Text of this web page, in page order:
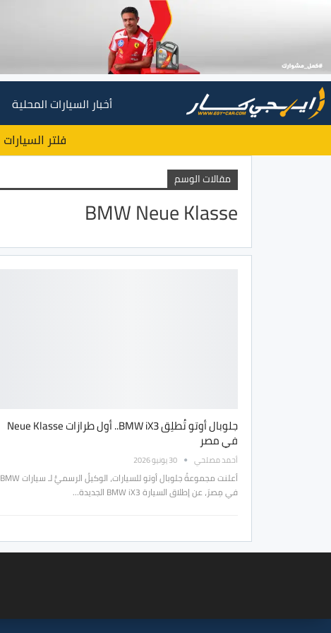
أخبار السيارات المحلية
فلتر السيارات
مقالات الوسم
BMW Neue Klasse
جلوبال أوتو تُطلِق BMW iX3.. أول طرازات Neue Klasse
في مصر
أحمد مصلحي 30 يونيو 2026
أعلنت مجموعةُ جلوبال أوتو للسيارات، الوكيلُ الرسميُّ لـ سيارات BMW
في مِصرَ، عن إطلاق السيارة BMW iX3 الجديدة…